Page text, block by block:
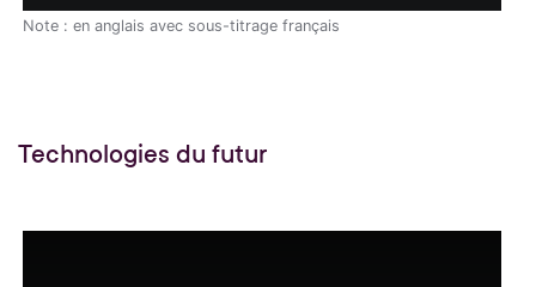
Note : en anglais avec sous-titrage français
Technologies du futur